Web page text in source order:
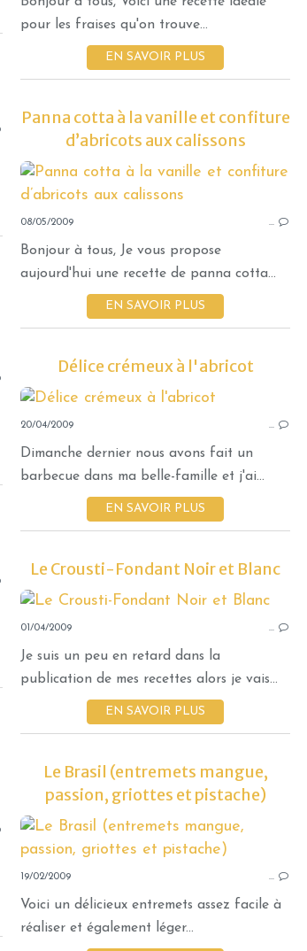
pour les fraises qu'on trouve...
EN SAVOIR PLUS
ENTREMETS
DESSERTS EXPRESS
Panna cotta à la vanille et confiture
d’abricots aux calissons
08/05/2009 …
Bonjour à tous, Je vous propose
aujourd'hui une recette de panna cotta...
EN SAVOIR PLUS
DESSERTS EXPRESS
Délice crémeux à l'abricot
20/04/2009 …
Dimanche dernier nous avons fait un
barbecue dans ma belle-famille et j'ai...
EN SAVOIR PLUS
ENTREMETS
Le Crousti-Fondant Noir et Blanc
01/04/2009 …
Je suis un peu en retard dans la
publication de mes recettes alors je vais...
EN SAVOIR PLUS
ENTREMETS
Le Brasil (entremets mangue,
passion, griottes et pistache)
19/02/2009 …
Voici un délicieux entremets assez facile à
réaliser et également léger...